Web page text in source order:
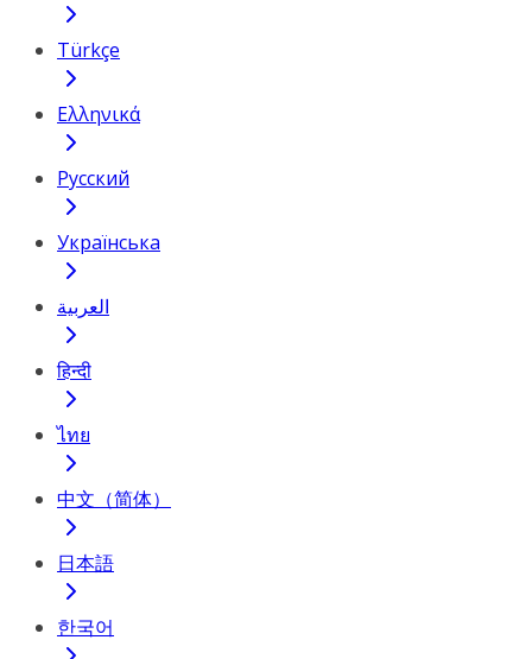
Türkçe
Ελληνικά
Русский
Українська
العربية
हिन्दी
ไทย
中文（简体）
日本語
한국어